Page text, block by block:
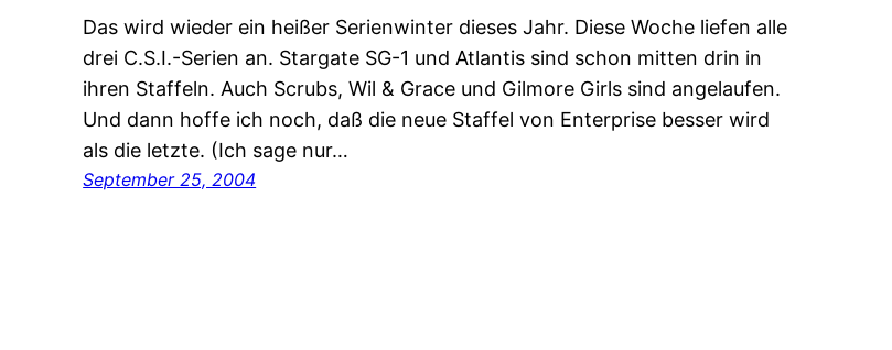
Das wird wieder ein heißer Serienwinter dieses Jahr. Diese Woche liefen alle
drei C.S.I.-Serien an. Stargate SG-1 und Atlantis sind schon mitten drin in
ihren Staffeln. Auch Scrubs, Wil & Grace und Gilmore Girls sind angelaufen.
Und dann hoffe ich noch, daß die neue Staffel von Enterprise besser wird
als die letzte. (Ich sage nur…
September 25, 2004